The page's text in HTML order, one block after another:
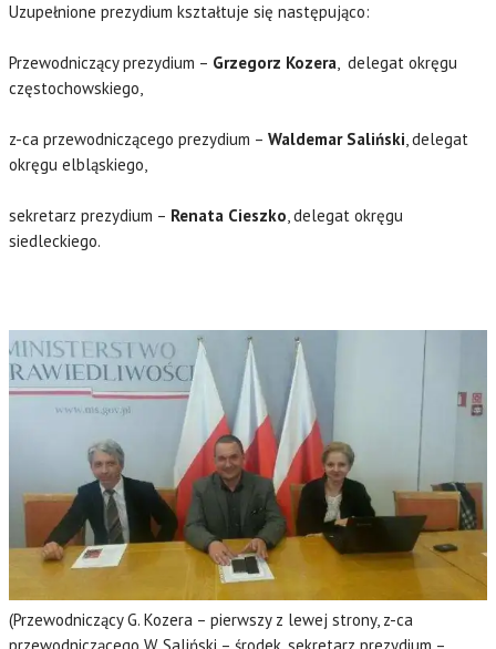
Uzupełnione prezydium kształtuje się następująco:
Przewodniczący prezydium – Grzegorz Kozera, delegat okręgu
częstochowskiego,
z-ca przewodniczącego prezydium – Waldemar Saliński, delegat
okręgu elbląskiego,
sekretarz prezydium – Renata Cieszko, delegat okręgu
siedleckiego.
(Przewodniczący G. Kozera – pierwszy z lewej strony, z-ca